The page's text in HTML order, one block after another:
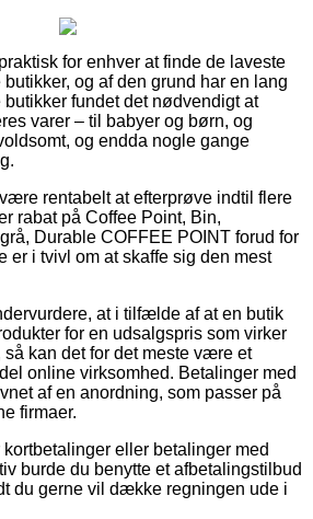
for enhver at finde de laveste
og af den grund har en lang
fundet det nødvendigt at
varer – til babyer og børn, og
og endda nogle gange
rentabelt at efterprøve indtil flere
rabat på Coffee Point, Bin,
Durable COFFEE POINT forud for
er i tvivl om at skaffe sig den mest
at i tilfælde af at en butik
for en udsalgspris som virker
kan det for det meste være et
online virksomhed. Betalinger med
af en anordning, som passer på
firmaer.
eller betalinger med
burde du benytte et afbetalingstilbud
du gerne vil dække regningen ude i